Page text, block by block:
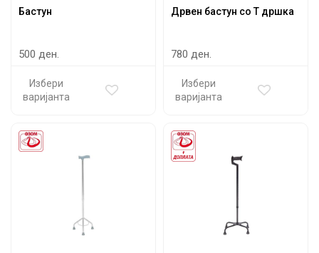
Бастун
500 ден.
Избери
варијанта
Дрвен бастун со Т дршка
780 ден.
Избери
варијанта